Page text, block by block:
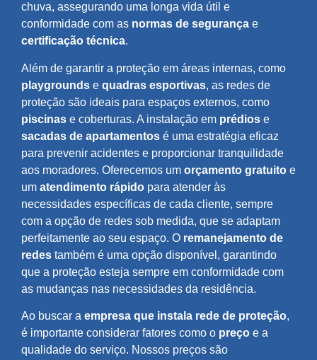
chuva, assegurando uma longa vida útil e
conformidade com as normas de segurança e
certificação técnica.
Além de garantir a proteção em áreas internas, como
playgrounds e quadras esportivas, as redes de
proteção são ideais para espaços externos, como
piscinas e coberturas. A instalação em prédios e
sacadas de apartamentos é uma estratégia eficaz
para prevenir acidentes e proporcionar tranquilidade
aos moradores. Oferecemos um orçamento gratuito e
um atendimento rápido para atender às
necessidades específicas de cada cliente, sempre
com a opção de redes sob medida, que se adaptam
perfeitamente ao seu espaço. O remanejamento de
redes também é uma opção disponível, garantindo
que a proteção esteja sempre em conformidade com
as mudanças nas necessidades da residência.
Ao buscar a empresa que instala rede de proteção,
é importante considerar fatores como o preço e a
qualidade do serviço. Nossos preços são